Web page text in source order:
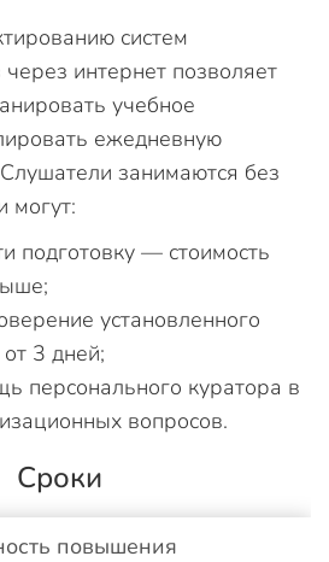
систем
интернет позволяет
учебное
ежедневную
занимаются без
могут:
подготовку — стоимость
установленного
3 дней;
персонального куратора в
вопросов.
Сроки
повышения